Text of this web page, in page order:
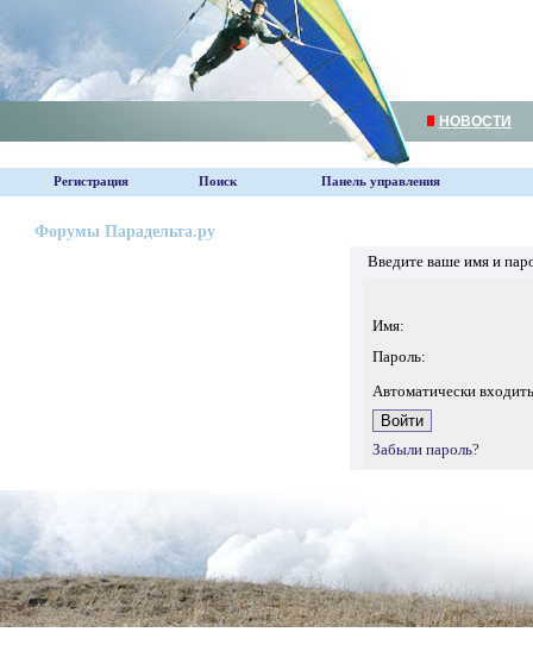
НОВОСТИ
Регистрация Поиск Панель управления
Форумы Парадельта.ру
Введите ваше имя и
Имя:
Пароль:
Автоматически
Забыли пароль?